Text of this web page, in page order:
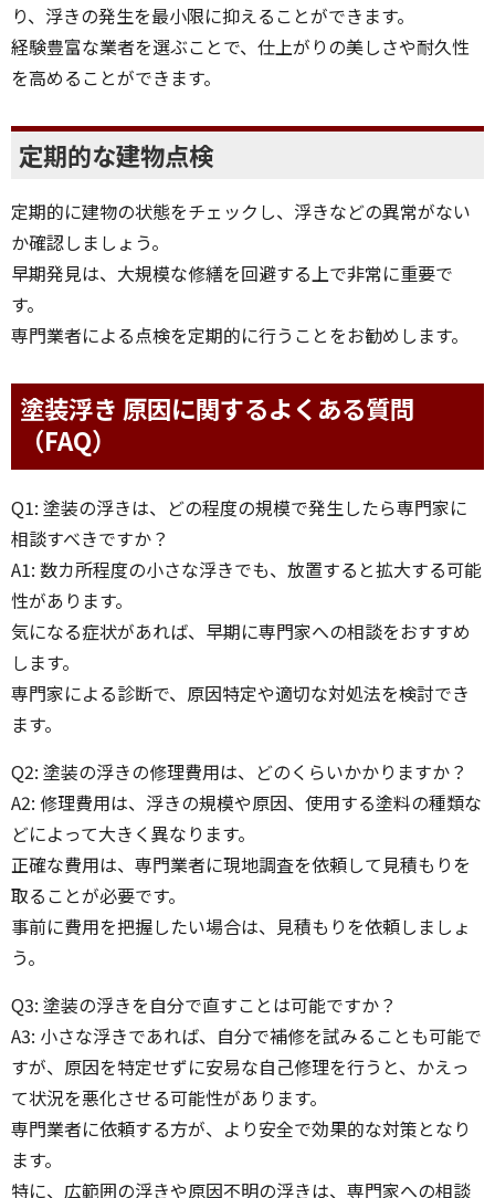
り、浮きの発生を最小限に抑えることができます。
経験豊富な業者を選ぶことで、仕上がりの美しさや耐久性
を高めることができます。
定期的な建物点検
定期的に建物の状態をチェックし、浮きなどの異常がない
か確認しましょう。
早期発見は、大規模な修繕を回避する上で非常に重要で
す。
専門業者による点検を定期的に行うことをお勧めします。
塗装浮き 原因に関するよくある質問
（FAQ）
Q1: 塗装の浮きは、どの程度の規模で発生したら専門家に
相談すべきですか？
A1: 数カ所程度の小さな浮きでも、放置すると拡大する可能
性があります。
気になる症状があれば、早期に専門家への相談をおすすめ
します。
専門家による診断で、原因特定や適切な対処法を検討でき
ます。
Q2: 塗装の浮きの修理費用は、どのくらいかかりますか？
A2: 修理費用は、浮きの規模や原因、使用する塗料の種類な
どによって大きく異なります。
正確な費用は、専門業者に現地調査を依頼して見積もりを
取ることが必要です。
事前に費用を把握したい場合は、見積もりを依頼しましょ
う。
Q3: 塗装の浮きを自分で直すことは可能ですか？
A3: 小さな浮きであれば、自分で補修を試みることも可能で
すが、原因を特定せずに安易な自己修理を行うと、かえっ
て状況を悪化させる可能性があります。
専門業者に依頼する方が、より安全で効果的な対策となり
ます。
特に、広範囲の浮きや原因不明の浮きは、専門家への相談